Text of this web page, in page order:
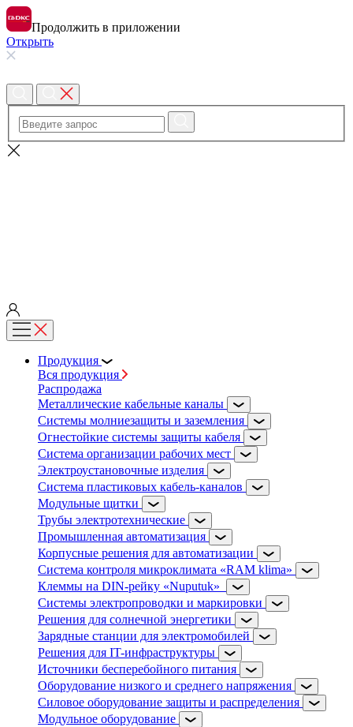
Продолжить в приложении
Открыть
Продукция
Вся продукция
Распродажа
Металлические кабельные каналы
Системы молниезащиты и заземления
Огнестойкие системы защиты кабеля
Система организации рабочих мест
Электроустановочные изделия
Система пластиковых кабель-каналов
Модульные щитки
Трубы электротехнические
Промышленная автоматизация
Корпусные решения для автоматизации
Система контроля микроклимата «RAM klima»
Клеммы на DIN-рейку «Nuputuk»
Системы электропроводки и маркировки
Решения для солнечной энергетики
Зарядные станции для электромобилей
Решения для IT-инфраструктуры
Источники бесперебойного питания
Оборудование низкого и среднего напряжения
Силовое оборудование защиты и распределения
Модульное оборудование